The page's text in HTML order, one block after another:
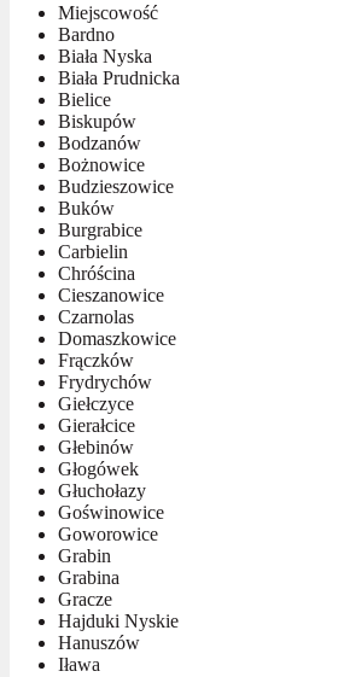
Miejscowość
Bardno
Biała Nyska
Biała Prudnicka
Bielice
Biskupów
Bodzanów
Bożnowice
Budzieszowice
Buków
Burgrabice
Carbielin
Chróścina
Cieszanowice
Czarnolas
Domaszkowice
Frączków
Frydrychów
Giełczyce
Gierałcice
Głebinów
Głogówek
Głuchołazy
Goświnowice
Goworowice
Grabin
Grabina
Gracze
Hajduki Nyskie
Hanuszów
Iława